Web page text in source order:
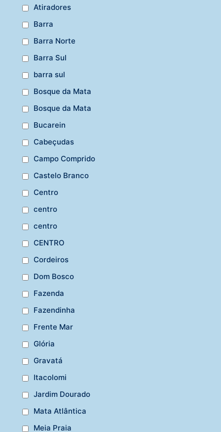
Atiradores
Barra
Barra Norte
Barra Sul
barra sul
Bosque da Mata
Bosque da Mata
Bucarein
Cabeçudas
Campo Comprido
Castelo Branco
Centro
centro
centro
CENTRO
Cordeiros
Dom Bosco
Fazenda
Fazendinha
Frente Mar
Glória
Gravatá
Itacolomi
Jardim Dourado
Mata Atlântica
Meia Praia